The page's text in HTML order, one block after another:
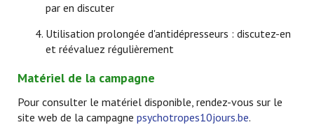
par en discuter
Utilisation prolongée d'antidépresseurs : discutez-en
et réévaluez régulièrement
Matériel de la campagne
Pour consulter le matériel disponible, rendez-vous sur le
site web de la campagne psychotropes10jours.be.